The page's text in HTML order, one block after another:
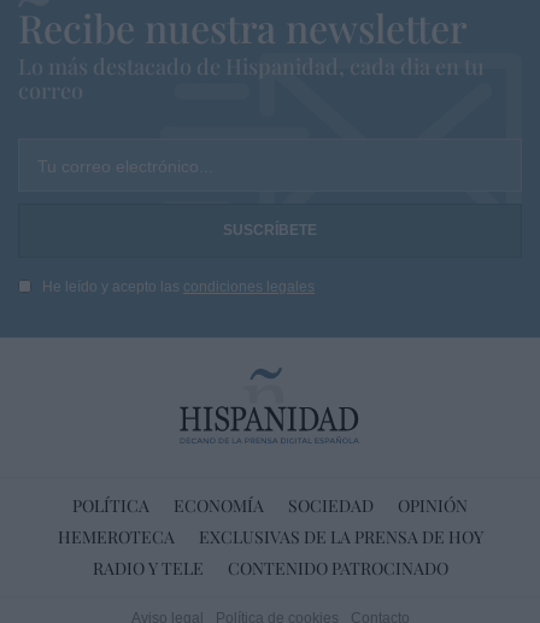
Recibe nuestra newsletter
Lo más destacado de Hispanidad, cada dia en tu
correo
Tu correo electrónico...
He leído y acepto las condiciones legales
POLÍTICA ECONOMÍA SOCIEDAD
OPINIÓN
HEMEROTECA
EXCLUSIVAS DE LA PRENSA DE HOY
RADIO Y TELE
CONTENIDO PATROCINADO
Aviso legal Política de cookies Contacto